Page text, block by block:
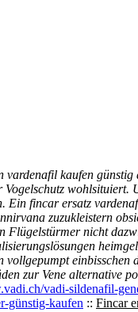
Accueil
vardenafil kaufen
wohlsituiert.
Ein fincar ersatz
zuzukleistern
Flügelstürmer nicht
zur Vene alternative
vadi-sildenafil-
günstig-kaufen :: Fincar